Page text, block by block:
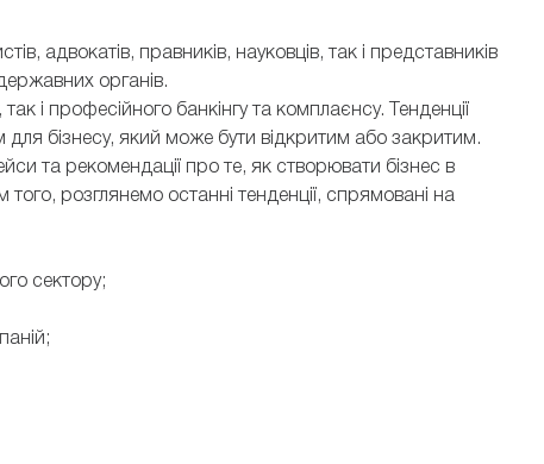
адвокатів, правників, науковців, так і представників
органів.
і професійного банкінгу та комплаєнсу. Тенденції
бізнесу, який може бути відкритим або закритим.
та рекомендації про те, як створювати бізнес в
розглянемо останні тенденції, спрямовані на
сектору;